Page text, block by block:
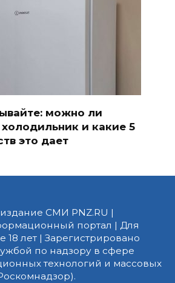
можно ли
и какие 5
это дает
СМИ PNZ.RU |
портал | Для
18 лет | Зарегистрировано
по надзору в сфере
технологий и массовых